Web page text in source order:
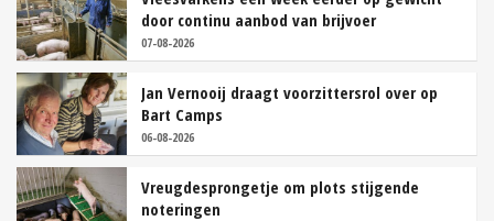
door continu aanbod van brijvoer
07-08-2026
Jan Vernooij draagt voorzittersrol over op
Bart Camps
06-08-2026
Vreugdesprongetje om plots stijgende
noteringen